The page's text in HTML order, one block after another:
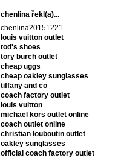
chenlina řekl(a)...
chenlina20151221
louis vuitton outlet
tod's shoes
tory burch outlet
cheap uggs
cheap oakley sunglasses
tiffany and co
coach factory outlet
louis vuitton
michael kors outlet online
coach outlet online
christian louboutin outlet
oakley sunglasses
official coach factory outlet